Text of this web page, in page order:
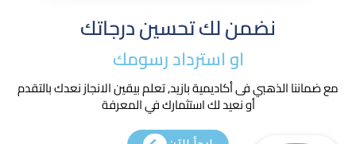
نضمن لك تحسين درجاتك
او استرداد رسومك​
مع ضماننا الذهبي فى أكاديمية بازيد, تعلم بيقين الانجاز نعدك بالتقدم
أو نعيد لك استثمارك في المعرفة